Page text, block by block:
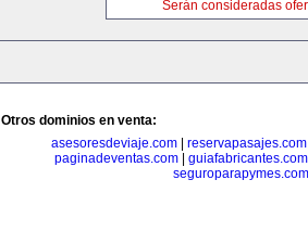
Serán consideradas
Otros dominios en venta:
asesoresdeviaje.com
reservapasajes.com
paginadeventas.com
guiafabricantes.com
seguroparapymes.com